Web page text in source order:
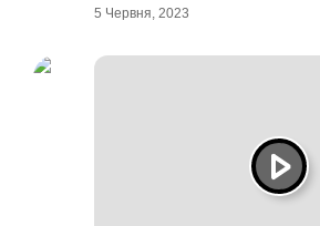
5 Червня, 2023